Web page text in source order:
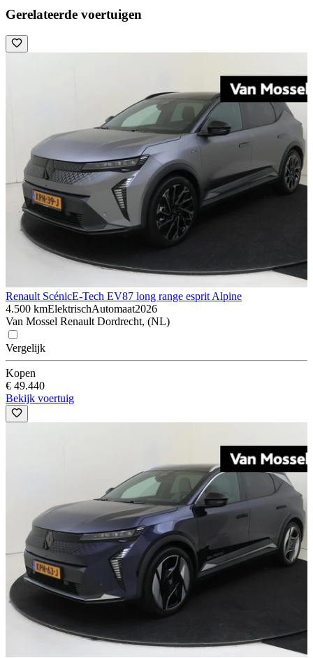
Gerelateerde voertuigen
Renault ScénicE-Tech EV87 long range esprit Alpine
4.500 kmElektrischAutomaat2026
Van Mossel Renault Dordrecht, (NL)
Vergelijk
Kopen
€ 49.440
Bekijk voertuig